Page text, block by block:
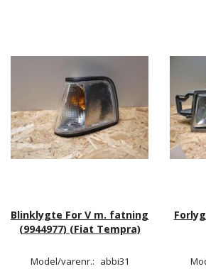
Blinklygte For V m. fatning
(9944977) (Fiat Tempra)
Model/varenr.: abbi31